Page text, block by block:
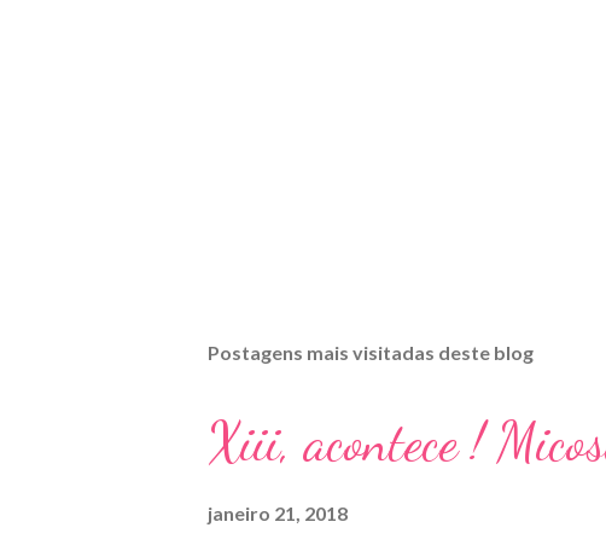
Postagens mais visitadas deste blog
Xiii, acontece !
janeiro 21, 2018